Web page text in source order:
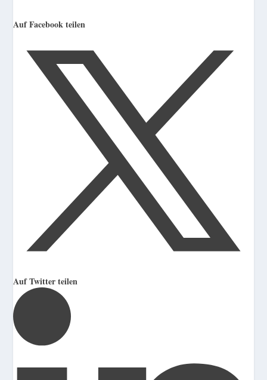
Auf Facebook teilen
Auf Twitter teilen